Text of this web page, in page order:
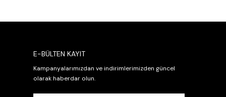
E-BÜLTEN KAYIT
Kampanyalarımızdan ve indirimlerimizden güncel
olarak haberdar olun.